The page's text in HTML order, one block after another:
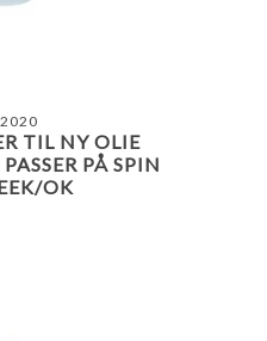
TIL NY OLIE
PÅ SPIN
OK